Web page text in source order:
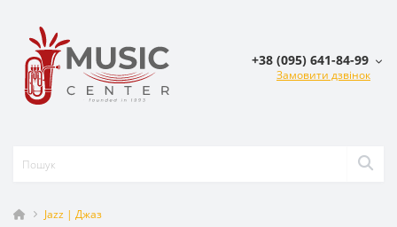
+38 (095) 641-84-99
Замовити дзвінок
Jazz | Джаз